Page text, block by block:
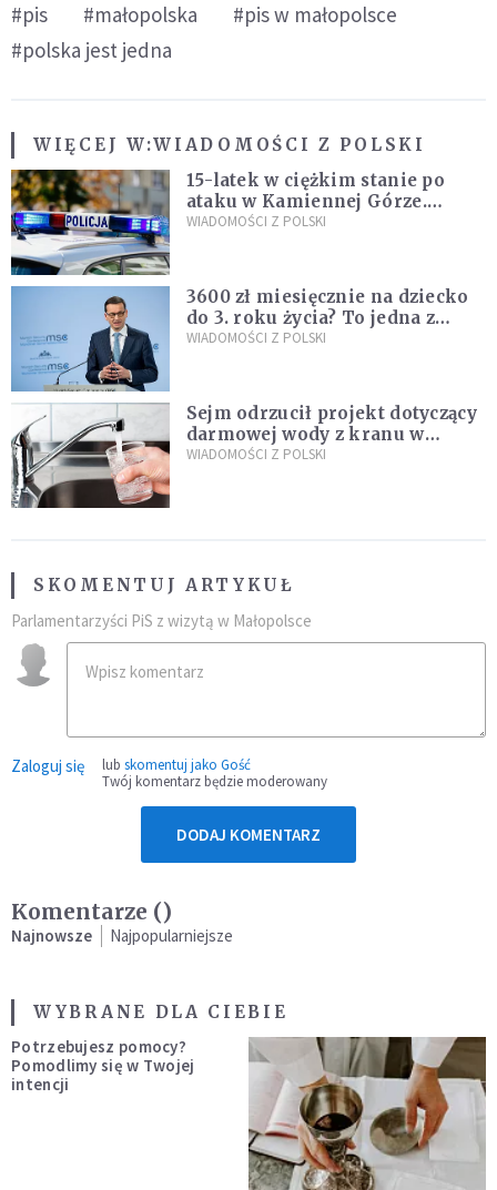
#pis #małopolska
#pis w małopolsce
#polska jest jedna
WIĘCEJ W:WIADOMOŚCI Z POLSKI
15-latek w ciężkim stanie po
ataku w Kamiennej Górze.
Policja zatrzymała dwóch
WIADOMOŚCI Z POLSKI
3600 zł miesięcznie na dziecko
do 3. roku życia? To jedna z
propozycji programu "Rozwój
WIADOMOŚCI Z POLSKI
Sejm odrzucił projekt dotyczący
darmowej wody z kranu w
restauracjach
WIADOMOŚCI Z POLSKI
SKOMENTUJ ARTYKUŁ
Parlamentarzyści PiS z wizytą w Małopolsce
Zaloguj się lub skomentuj jako Gość
Twój komentarz będzie moderowany
DODAJ KOMENTARZ
Komentarze ()
Najnowsze Najpopularniejsze
WYBRANE DLA CIEBIE
Potrzebujesz pomocy?
Pomodlimy się w Twojej
intencji